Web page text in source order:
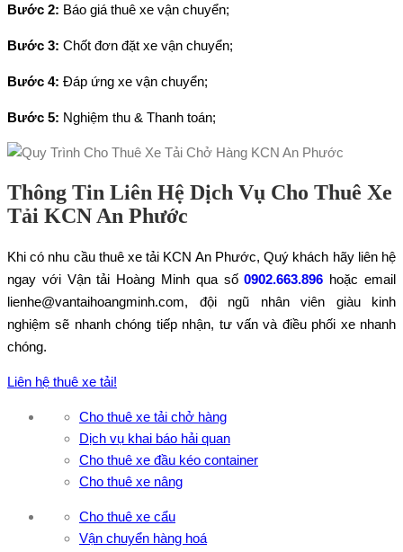
Bước 2: Báo giá thuê xe vận chuyển;
Bước 3: Chốt đơn đặt xe vận chuyển;
Bước 4: Đáp ứng xe vận chuyển;
Bước 5: Nghiệm thu & Thanh toán;
Thông Tin Liên Hệ Dịch Vụ Cho Thuê Xe
Tải KCN An Phước
Khi có nhu cầu thuê xe tải KCN An Phước, Quý khách hãy liên hệ
ngay với Vận tải Hoàng Minh qua số0902.663.896 hoặc email
lienhe@vantaihoangminh.com, đội ngũ nhân viên giàu kinh
nghiệm sẽ nhanh chóng tiếp nhận, tư vấn và điều phối xe nhanh
chóng.
Liên hệ thuê xe tải!
Cho thuê xe tải chở hàng
Dịch vụ khai báo hải quan
Cho thuê xe đầu kéo container
Cho thuê xe nâng
Cho thuê xe cẩu
Vận chuyển hàng hoá